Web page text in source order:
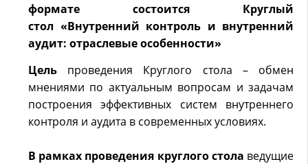
формате состоится Круглый
стол «Внутренний контроль и внутренний
аудит: отраслевые особенности»
Цель проведения Круглого стола – обмен
мнениями по актуальным вопросам и задачам
построения эффективных систем внутреннего
контроля и аудита в современных условиях.
В рамках проведения круглого стола ведущие